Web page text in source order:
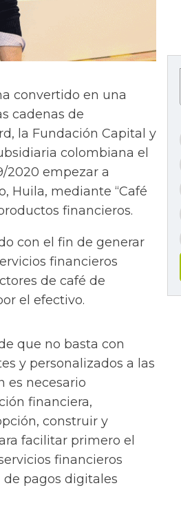
convertido en una
cadenas de
la Fundación Capital y
colombiana el
2020 empezar a
Huila, mediante “Café
financieros.
con el fin de generar
financieros
de café de
el efectivo.
que no basta con
y personalizados a las
es necesario
financiera,
construir y
facilitar primero el
financieros
pagos digitales